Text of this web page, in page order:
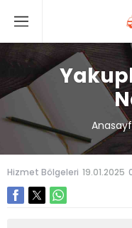
Hizmet Bölgeleri 19.01.2025